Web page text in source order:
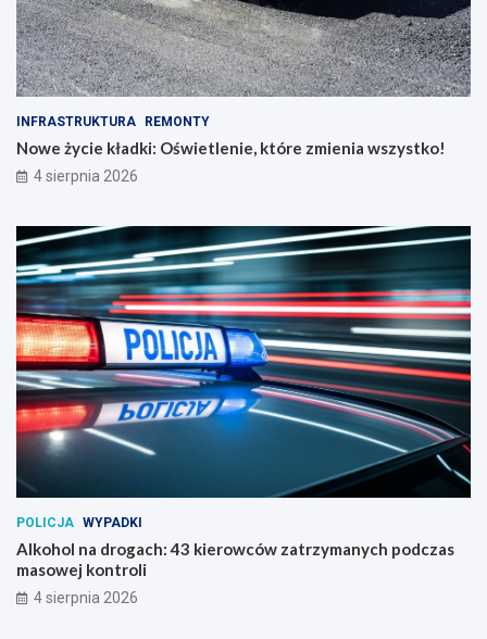
INFRASTRUKTURA REMONTY
Nowe życie kładki: Oświetlenie, które zmienia wszystko!
4 sierpnia 2026
POLICJA WYPADKI
Alkohol na drogach: 43 kierowców zatrzymanych podczas
masowej kontroli
4 sierpnia 2026